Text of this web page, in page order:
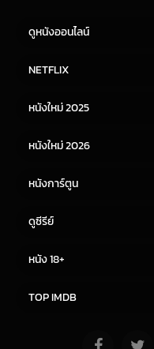
ดูหนังออนไลน์
หนังจีน
NETFLIX
หนังใหม่ 2025
หนังใหม่ 2026
หนังการ์ตูน
ดูซีรีย์
หนัง 18+
TOP IMDB